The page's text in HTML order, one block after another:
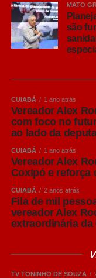
Antes de conhecer
que grande parte
classificadas em
cervejas Lager
temperaturas mais
como baixa
normalmente mais
equilibrado.
Já as cervejas Ale
fermentação,
Esse processo
intensos e perfis
American Lager: o
MATO
são
CUIABÁ 1 ano atrás
Vereador Alex
com foco no
ao lado da
CUIABÁ 1 ano atrás
Vereador Alex
Coxipó e reforça
CUIABÁ 2 anos atrás
Fila de mil
vereador Alex
extraordinária da
TV TONINHO DE SOUZA